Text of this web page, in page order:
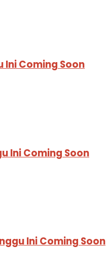
Ini Coming Soon
Ini Coming Soon
Ini Coming Soon